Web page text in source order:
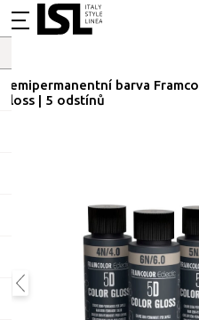
Demipermanentní barva
Gloss | 5 odstínů